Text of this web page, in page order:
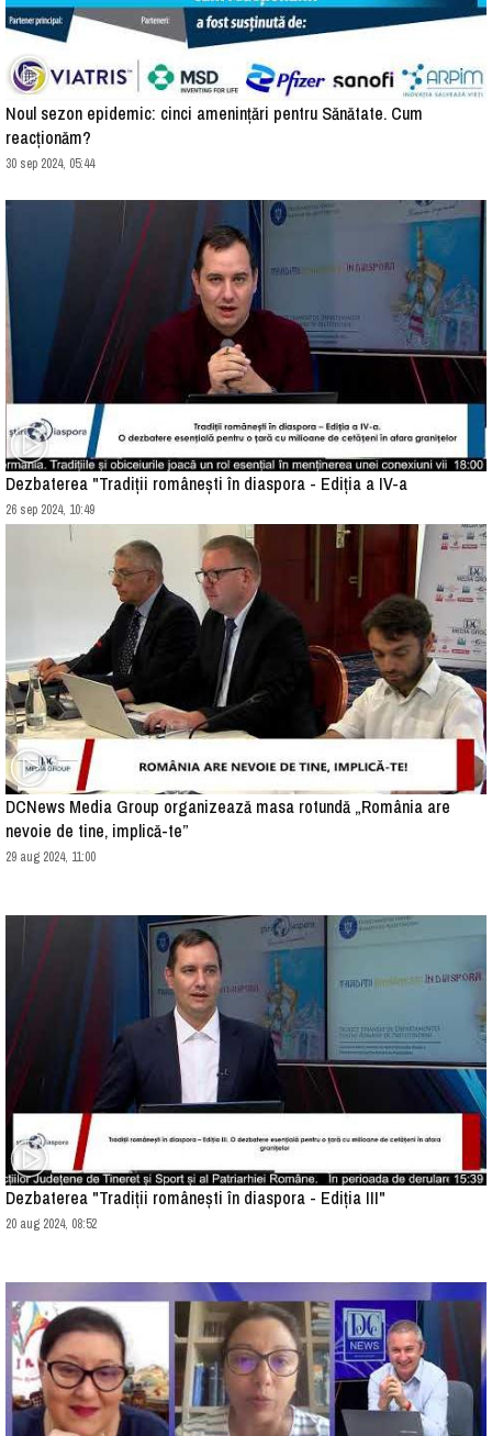
Noul sezon epidemic: cinci amenințări pentru Sănătate. Cum
reacționăm?
30 sep 2024, 05:44
Dezbaterea "Tradiții românești în diaspora - Ediția a IV-a
26 sep 2024, 10:49
DCNews Media Group organizează masa rotundă „România are
nevoie de tine, implică-te”
29 aug 2024, 11:00
Dezbaterea "Tradiții românești în diaspora - Ediția III"
20 aug 2024, 08:52